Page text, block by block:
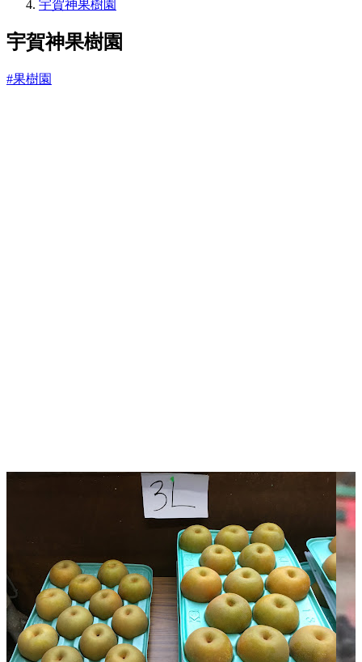
ね
と
宇賀神果樹園
宇賀神果樹園
#果樹園